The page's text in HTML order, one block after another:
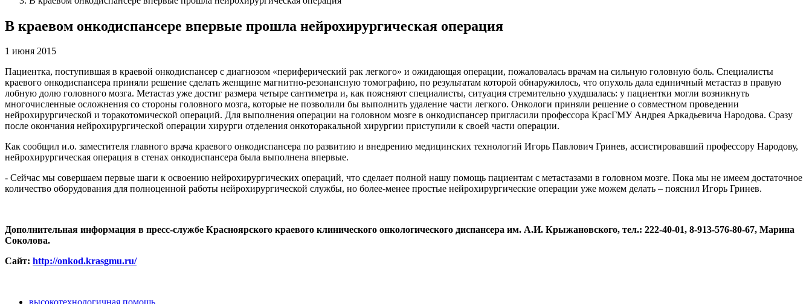
В краевом онкодиспансере впервые прошла нейрохирургическая операция
1 июня 2015
Пациентка, поступившая в краевой онкодиспансер с диагнозом «периферический рак легкого» и ожидающая операции, пожаловалась врачам на сильную головную боль. Специалисты
краевого онкодиспансера приняли решение сделать женщине магнитно-резонансную томографию, по результатам которой обнаружилось, что опухоль дала единичный метастаз в правую
лобную долю головного мозга. Метастаз уже достиг размера четыре сантиметра и, как поясняют специалисты, ситуация стремительно ухудшалась: у пациентки могли возникнуть
многочисленные осложнения со стороны головного мозга, которые не позволили бы выполнить удаление части легкого. Онкологи приняли решение о совместном проведении
нейрохирургической и торакотомической операций. Для выполнения операции на головном мозге в онкодиспансер пригласили профессора КрасГМУ Андрея Аркадьевича Народова. Сразу
после окончания нейрохирургической операции хирурги отделения онкоторакальной хирургии приступили к своей части операции.
Как сообщил и.о. заместителя главного врача краевого онкодиспансера по развитию и внедрению медицинских технологий Игорь Павлович Гринев, ассистировавший профессору Народову,
нейрохирургическая операция в стенах онкодиспансера была выполнена впервые.
- Сейчас мы совершаем первые шаги к освоению нейрохирургических операций, что сделает полной нашу помощь пациентам с метастазами в головном мозге. Пока мы не имеем достаточное
количество оборудования для полноценной работы нейрохирургической службы, но более-менее простые нейрохирургические операции уже можем делать – пояснил Игорь Гринев.
Дополнительная информация в пресс-службе Красноярского краевого клинического онкологического диспансера им. А.И. Крыжановского, тел.: 222-40-01, 8-913-576-80-67, Марина
Соколова.
Сайт: http://onkod.krasgmu.ru/